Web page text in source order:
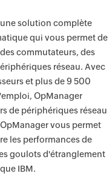
solution complète
qui vous permet de
commutateurs, des
réseau. Avec
et plus de 9 500
OpManager
de périphériques réseau
vous permet
les performances de
goulots d'étranglement
IBM.